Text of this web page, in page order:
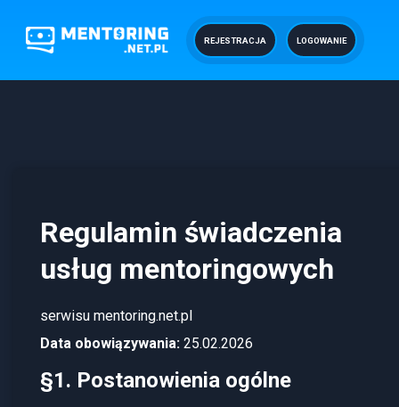
REJESTRACJA LOGOWANIE
Regulamin świadczenia
usług mentoringowych
serwisu mentoring.net.pl
Data obowiązywania: 25.02.2026
§1. Postanowienia ogólne